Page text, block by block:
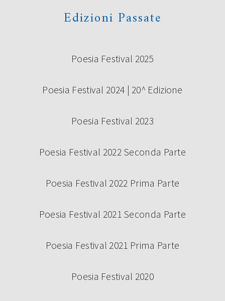
Edizioni Passate
Poesia Festival 2025
Poesia Festival 2024 | 20^ Edizione
Poesia Festival 2023
Poesia Festival 2022 Seconda Parte
Poesia Festival 2022 Prima Parte
Poesia Festival 2021 Seconda Parte
Poesia Festival 2021 Prima Parte
Poesia Festival 2020